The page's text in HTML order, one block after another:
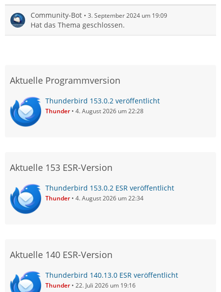
Community-Bot 3. September 2024 um 19:09
Hat das Thema geschlossen.
Aktuelle Programmversion
Thunderbird 153.0.2 veröffentlicht
Thunder 4. August 2026 um 22:28
Aktuelle 153 ESR-Version
Thunderbird 153.0.2 ESR veröffentlicht
Thunder 4. August 2026 um 22:34
Aktuelle 140 ESR-Version
Thunderbird 140.13.0 ESR veröffentlicht
Thunder 22. Juli 2026 um 19:16